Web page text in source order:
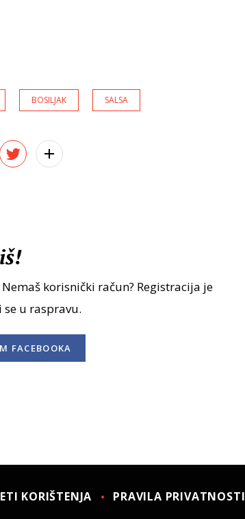
BOSILJAK SALSA
korisnički račun? Registracija je
u raspravu.
FACEBOOKA
KORIŠTENJA PRAVILA PRIVATNOSTI